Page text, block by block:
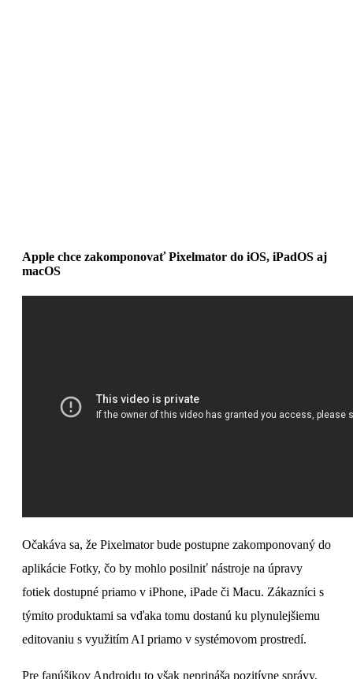
Apple chce zakomponovať Pixelmator do iOS, iPadOS aj
macOS
Očakáva sa, že Pixelmator bude postupne zakomponovaný do
aplikácie Fotky, čo by mohlo posilniť nástroje na úpravy
fotiek dostupné priamo v iPhone, iPade či Macu. Zákazníci s
týmito produktami sa vďaka tomu dostanú ku plynulejšiemu
editovaniu s využitím AI priamo v systémovom prostredí.
Pre fanúšikov Androidu to však neprináša pozitívne správy.